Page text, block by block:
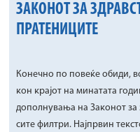
ЗАКОНОТ ЗА
ПРАТЕНИЦИТЕ
Конечно по повеќе обиди,
кон крајот на минатата
дополнувања на Законот за
сите филтри. Најпрвин